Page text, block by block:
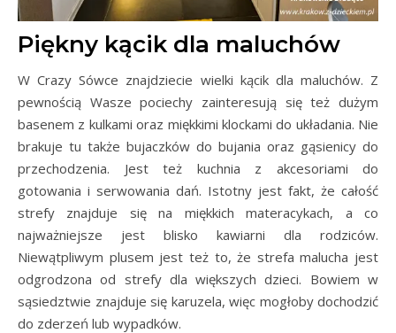
Piękny kącik dla maluchów
W Crazy Sówce znajdziecie wielki kącik dla maluchów. Z
pewnością Wasze pociechy zainteresują się też dużym
basenem z kulkami oraz miękkimi klockami do układania. Nie
brakuje tu także bujaczków do bujania oraz gąsienicy do
przechodzenia. Jest też kuchnia z akcesoriami do
gotowania i serwowania dań. Istotny jest fakt, że całość
strefy znajduje się na miękkich materacykach, a co
najważniejsze jest blisko kawiarni dla rodziców.
Niewątpliwym plusem jest też to, że strefa malucha jest
odgrodzona od strefy dla większych dzieci. Bowiem w
sąsiedztwie znajduje się karuzela, więc mogłoby dochodzić
do zderzeń lub wypadków.